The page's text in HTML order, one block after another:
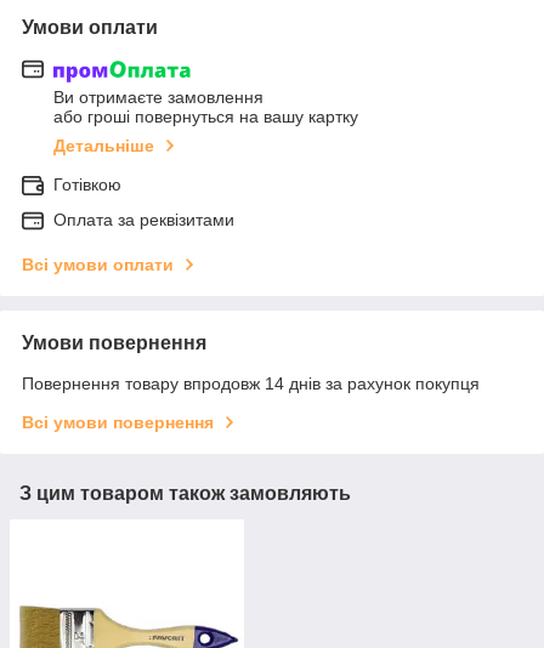
Умови оплати
Ви отримаєте замовлення
або гроші повернуться на вашу картку
Детальніше
Готівкою
Оплата за реквізитами
Всі умови оплати
Умови повернення
Повернення товару впродовж 14 днів за рахунок покупця
Всі умови повернення
З цим товаром також замовляють